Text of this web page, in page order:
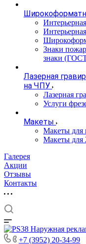
Знаки
знаки
Лазерная
на ЧПУ
Лазерная
Услуги
Макеты
Макеты для
Макеты для
Галерея
Акции
Отзывы
Контакты
+7 (3952) 20-34-99